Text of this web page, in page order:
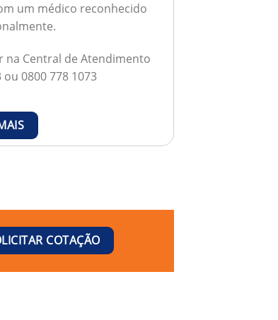
um médico reconhecido
na Central de Atendimento
ou 0800 778 1073
COTAÇÃO